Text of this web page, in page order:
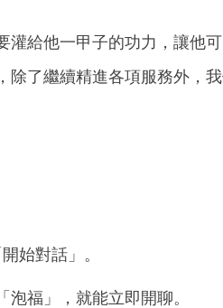
給他一甲子的功力，讓他
了繼續精進各項服務外，
始對話」。
泡福」，就能立即開聊。